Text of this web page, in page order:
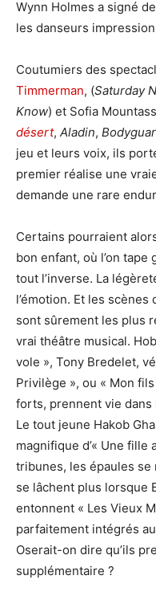
Wynn Holmes a signé
les danseurs
Coutumiers des
Timmerman, (Saturday
Know) et Sofia
désert, Aladin,
jeu et leurs voix, ils
premier réalise une
demande une rare
Certains pourraient
bon enfant, où l’on tape
tout l’inverse. La
l’émotion. Et les
sont sûrement les plus
vrai théâtre musical.
vole », Tony Bredelet,
Privilège », ou « Mon
forts, prennent vie dans
Le tout jeune Hakob
magnifique d’« Une fille
tribunes, les épaules
se lâchent plus lorsque
entonnent « Les Vieux
parfaitement intégrés
Oserait-on dire qu’ils
supplémentaire ?